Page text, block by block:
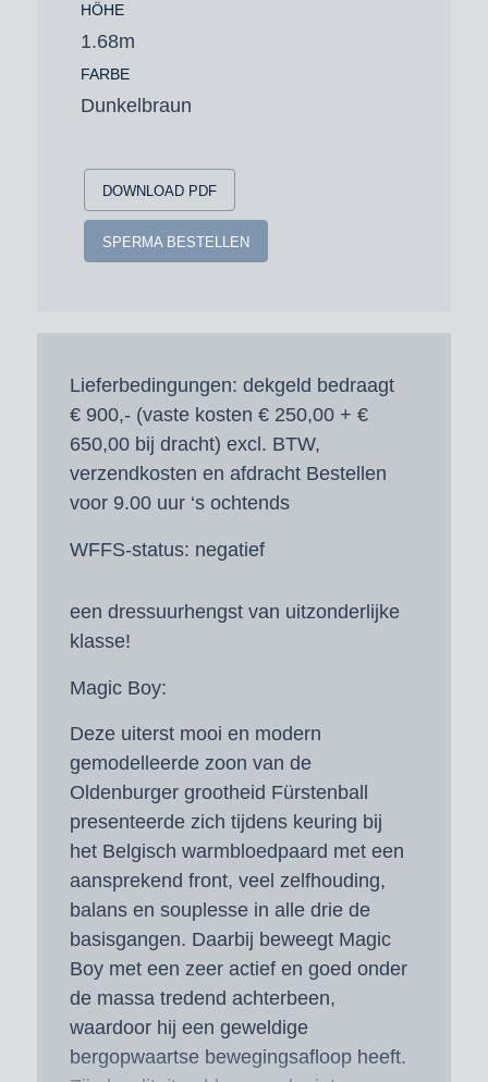
HÖHE
1.68m
FARBE
Dunkelbraun
DOWNLOAD PDF
SPERMA BESTELLEN
Lieferbedingungen: dekgeld bedraagt
€ 900,- (vaste kosten € 250,00 + €
650,00 bij dracht) excl. BTW,
verzendkosten en afdracht Bestellen
voor 9.00 uur ‘s ochtends
WFFS-status: negatief
een dressuurhengst van uitzonderlijke
klasse!
Magic Boy:
Deze uiterst mooi en modern
gemodelleerde zoon van de
Oldenburger grootheid Fürstenball
presenteerde zich tijdens keuring bij
het Belgisch warmbloedpaard met een
aansprekend front, veel zelfhouding,
balans en souplesse in alle drie de
basisgangen. Daarbij beweegt Magic
Boy met een zeer actief en goed onder
de massa tredend achterbeen,
waardoor hij een geweldige
bergopwaartse bewegingsafloop heeft.